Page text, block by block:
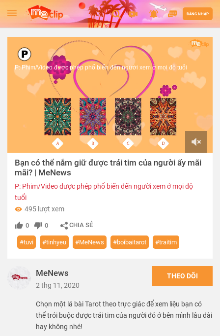
ĐĂNG NHẬP
02:33
P: Phim/Video được phép phổ biến đến người xem ở mọi độ tuổi
Bạn có thể nắm giữ được trái tim của người ấy mãi
mãi? | MeNews
P: Phim/Video được phép phổ biến đến người xem ở mọi độ
tuổi
495 lượt xem
0 0 CHIA SẺ
#tuvi #tinhyeu #MeNews #boibaitarot #traitim
MeNews
2 thg 11, 2020
THEO DÕI
Chọn một lá bài Tarot theo trực giác để xem liệu bạn có
thể trói buộc được trái tim của người đó ở bên mình lâu dài
hay không nhé!